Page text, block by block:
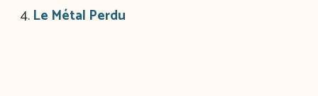
Le Métal Perdu